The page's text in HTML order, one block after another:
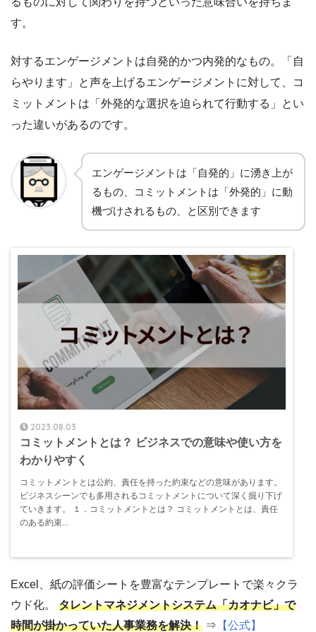
す。
対するエンゲージメントは自発的かつ内発的なもの。「自
らやります」と声を上げるエンゲージメントに対して、コ
ミットメントは「外発的な選択を迫られて行動する」とい
った違いがあるのです。
エンゲージメントは「自発的」に湧き上が
るもの、コミットメントは「外発的」に動
機づけされるもの、と区別できます
2023.08.03
コミットメントとは？ ビジネスでの意味や使い方を
わかりやすく
コミットメントとは公約、責任を持った約束などの意味があります。
ビジネスシーンでも多用されるコミットメントについて深く掘り下げ
ていきます。 １．コミットメントとは？ コミットメントとは、責任
のある約束...
Excel、紙の評価シートを豊富なテンプレートで楽々クラ
ウド化。 タレントマネジメントシステム「カオナビ」で
時間が掛かっていた人事業務を解決！ ⇒ 【公式】